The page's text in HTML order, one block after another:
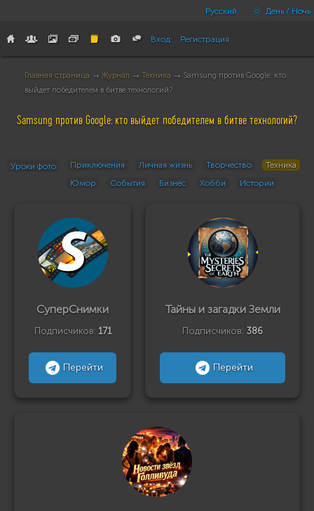
Русский День / Ночь
Вход Регистрация
Главная страница → Журнал → Техника → Samsung против Google: кто
выйдет победителем в битве технологий?
Samsung против Google: кто выйдет победителем в битве технологий?
Уроки фото Приключения Личная жизнь Творчество
Техника
Юмор
События Бизнес Хобби Истории
СуперСнимки
Подписчиков: 171
Перейти
Тайны и загадки Земли
Подписчиков: 386
Перейти